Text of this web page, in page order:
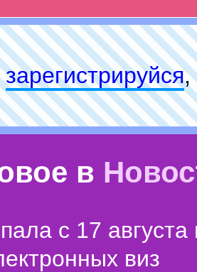
зарeгиcтpируйся,
в
с 17 августа
виз